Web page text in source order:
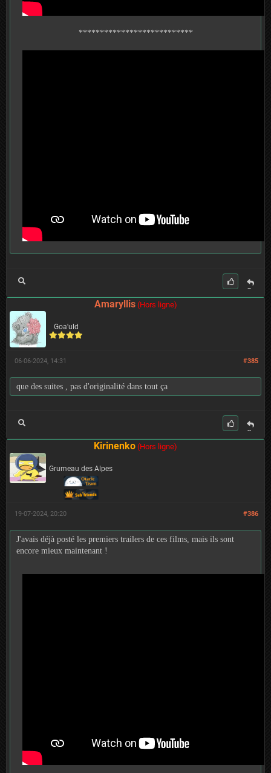
***************************
C
it
Amaryllis (Hors ligne)
Goa'uld
#385
06-06-2024, 14:31
que des suites , pas d'originalité dans tout ça
C
it
Kirinenko (Hors ligne)
Grumeau des Alpes
#386
19-07-2024, 20:20
J'avais déjà posté les premiers trailers de ces films, mais ils sont
encore mieux maintenant !